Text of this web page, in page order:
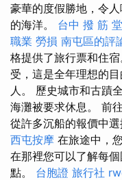
豪華的度假勝地，令
的海洋。 台中 撥 筋
職業 勞損 南屯區的評
格提供了旅行票和住
受，這是全年理想的
人。 歷史城市和古蹟
海灘被要求休息。 前
從許多沉船的報價中選
西屯按摩 在旅途中，
在那裡您可以了解每
點。 台胞證 旅行社